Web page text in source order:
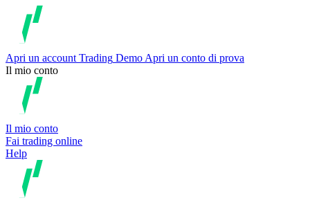
Apri un account Trading Demo Apri un conto di prova
Il mio conto
Il mio conto
Fai trading online
Help